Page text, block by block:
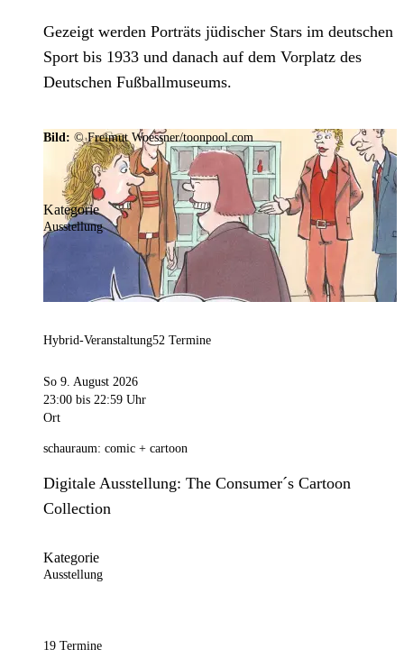
Gezeigt werden Porträts jüdischer Stars im deutschen
Sport bis 1933 und danach auf dem Vorplatz des
Deutschen Fußballmuseums.
Bild: © Freimut Woessner/toonpool.com
Kategorie
Ausstellung
Hybrid-Veranstaltung52 Termine
So 9. August 2026
23:00 bis 22:59 Uhr
Ort
schauraum: comic + cartoon
Digitale Ausstellung: The Consumer´s Cartoon
Collection
Kategorie
Ausstellung
19 Termine